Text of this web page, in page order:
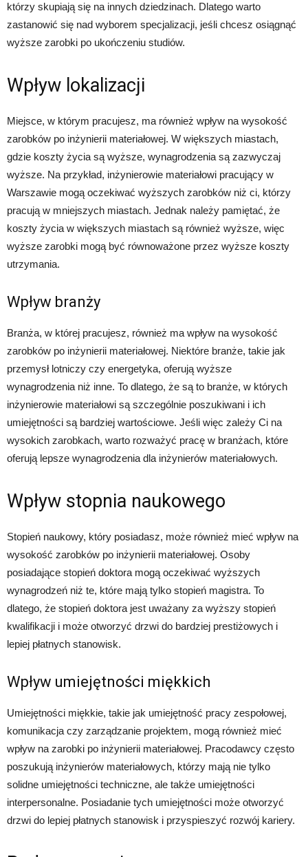
którzy skupiają się na innych dziedzinach. Dlatego warto
zastanowić się nad wyborem specjalizacji, jeśli chcesz osiągnąć
wyższe zarobki po ukończeniu studiów.
Wpływ lokalizacji
Miejsce, w którym pracujesz, ma również wpływ na wysokość
zarobków po inżynierii materiałowej. W większych miastach,
gdzie koszty życia są wyższe, wynagrodzenia są zazwyczaj
wyższe. Na przykład, inżynierowie materiałowi pracujący w
Warszawie mogą oczekiwać wyższych zarobków niż ci, którzy
pracują w mniejszych miastach. Jednak należy pamiętać, że
koszty życia w większych miastach są również wyższe, więc
wyższe zarobki mogą być równoważone przez wyższe koszty
utrzymania.
Wpływ branży
Branża, w której pracujesz, również ma wpływ na wysokość
zarobków po inżynierii materiałowej. Niektóre branże, takie jak
przemysł lotniczy czy energetyka, oferują wyższe
wynagrodzenia niż inne. To dlatego, że są to branże, w których
inżynierowie materiałowi są szczególnie poszukiwani i ich
umiejętności są bardziej wartościowe. Jeśli więc zależy Ci na
wysokich zarobkach, warto rozważyć pracę w branżach, które
oferują lepsze wynagrodzenia dla inżynierów materiałowych.
Wpływ stopnia naukowego
Stopień naukowy, który posiadasz, może również mieć wpływ na
wysokość zarobków po inżynierii materiałowej. Osoby
posiadające stopień doktora mogą oczekiwać wyższych
wynagrodzeń niż te, które mają tylko stopień magistra. To
dlatego, że stopień doktora jest uważany za wyższy stopień
kwalifikacji i może otworzyć drzwi do bardziej prestiżowych i
lepiej płatnych stanowisk.
Wpływ umiejętności miękkich
Umiejętności miękkie, takie jak umiejętność pracy zespołowej,
komunikacja czy zarządzanie projektem, mogą również mieć
wpływ na zarobki po inżynierii materiałowej. Pracodawcy często
poszukują inżynierów materiałowych, którzy mają nie tylko
solidne umiejętności techniczne, ale także umiejętności
interpersonalne. Posiadanie tych umiejętności może otworzyć
drzwi do lepiej płatnych stanowisk i przyspieszyć rozwój kariery.